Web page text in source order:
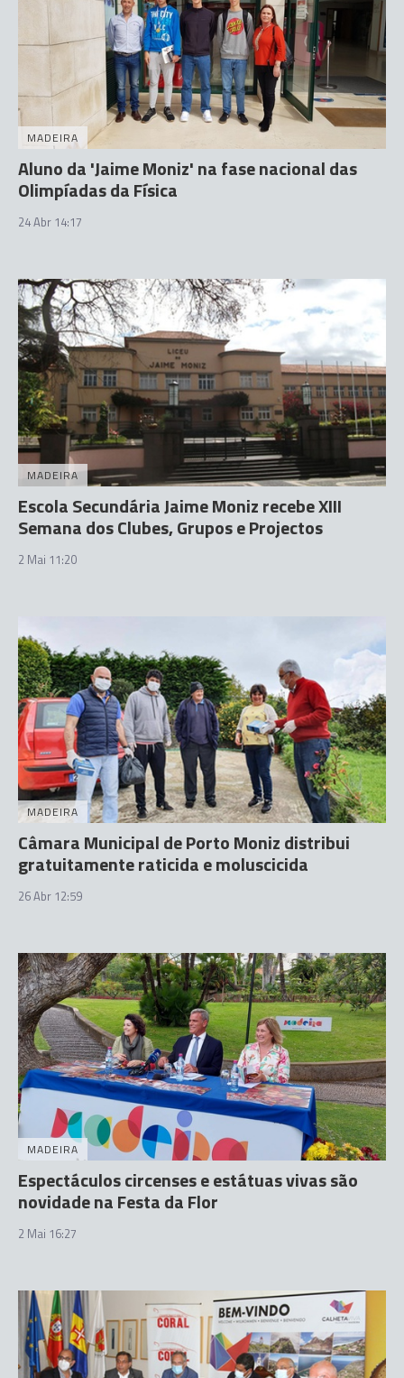
MADEIRA
Aluno da 'Jaime Moniz' na fase nacional das
Olimpíadas da Física
24 Abr 14:17
MADEIRA
Escola Secundária Jaime Moniz recebe XIII
Semana dos Clubes, Grupos e Projectos
2 Mai 11:20
MADEIRA
Câmara Municipal de Porto Moniz distribui
gratuitamente raticida e moluscicida
26 Abr 12:59
MADEIRA
Espectáculos circenses e estátuas vivas são
novidade na Festa da Flor
2 Mai 16:27